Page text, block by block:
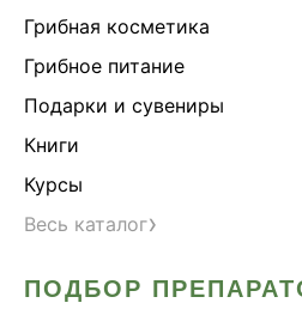
Грибная косметика
Грибное питание
Подарки и сувениры
Книги
Курсы
Весь каталог›
ПОДБОР